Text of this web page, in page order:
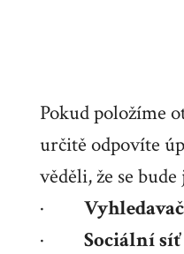
Pokud položíme
určitě odpovíte
věděli, že se
·
· Sociální síť